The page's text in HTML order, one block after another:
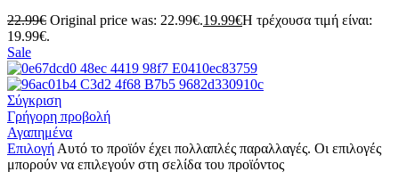
22.99€ Original price was: 22.99€.19.99€Η τρέχουσα τιμή είναι:
19.99€.
Sale
Σύγκριση
Γρήγορη προβολή
Αγαπημένα
Επιλογή Αυτό το προϊόν έχει πολλαπλές παραλλαγές. Οι επιλογές
μπορούν να επιλεγούν στη σελίδα του προϊόντος